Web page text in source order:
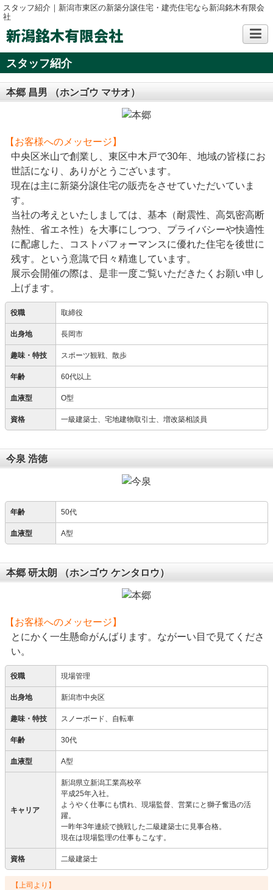
スタッフ紹介｜新潟市東区の新築分譲住宅・建売住宅なら新潟銘木有限会
社
新潟銘木有限会社
スタッフ紹介
本郷 昌男 （ホンゴウ マサオ）
【お客様へのメッセージ】
中央区米山で創業し、東区中木戸で30年、地域の皆様にお
世話になり、ありがとうございます。
現在は主に新築分譲住宅の販売をさせていただいていま
す。
当社の考えといたしましては、基本（耐震性、高気密高断
熱性、省エネ性）を大事にしつつ、プライバシーや快適性
に配慮した、コストパフォーマンスに優れた住宅を後世に
残す。という意識で日々精進しています。
展示会開催の際は、是非一度ご覧いただきたくお願い申し
上げます。
役職 取締役
出身地 長岡市
趣味・特技 スポーツ観戦、散歩
年齢 60代以上
血液型 O型
資格 一級建築士、宅地建物取引士、増改築相談員
今泉 浩徳
年齢 50代
血液型 A型
本郷 研太朗 （ホンゴウ ケンタロウ）
【お客様へのメッセージ】
とにかく一生懸命がんばります。ながーい目で見てくださ
い。
役職 現場管理
出身地 新潟市中央区
趣味・特技 スノーボード、自転車
年齢 30代
血液型 A型
キャリア
新潟県立新潟工業高校卒
平成25年入社。
ようやく仕事にも慣れ、現場監督、営業にと獅子奮迅の活
躍。
一昨年3年連続で挑戦した二級建築士に見事合格。
現在は現場監理の仕事もこなす。
資格 二級建築士
【上司より】